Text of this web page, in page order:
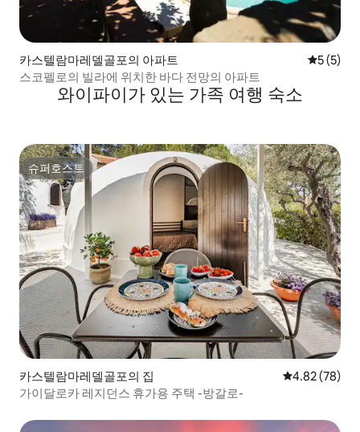
카스텔람마레델골포의 아파트 평점 5점
5 (5)
스코펠로의 빌라에 위치한 바다 전망의 아파트
와이파이가 있는 가족 여행 숙소
슈퍼호스트
슈퍼호스트
카스텔람마레델골포의 집 평점 4.82점(5
4.82 (78)
가이달로카 레지던스 휴가용 주택 -방갈로-